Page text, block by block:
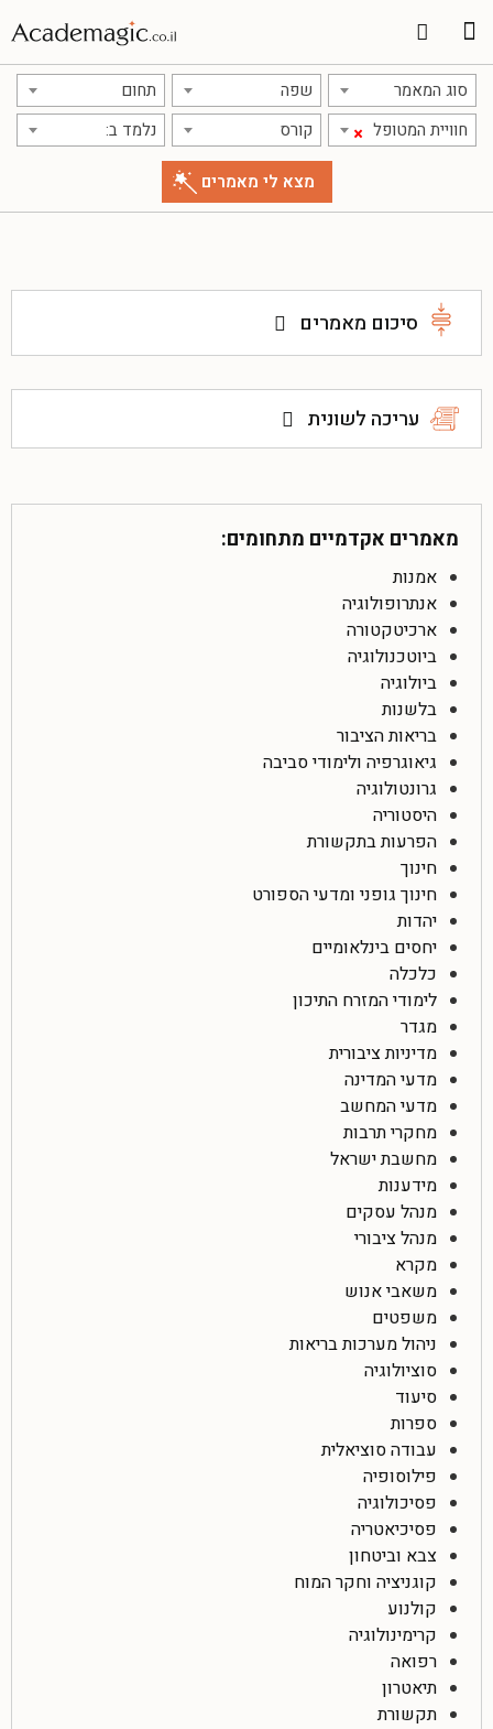
סוג המאמר שפה תחום
× חוויית המטופל קורס נלמד ב:
סיכום מאמרים
עריכה לשונית
מאמרים אקדמיים מתחומים:
אמנות
אנתרופולוגיה
ארכיטקטורה
ביוטכנולוגיה
ביולוגיה
בלשנות
בריאות הציבור
גיאוגרפיה ולימודי סביבה
גרונטולוגיה
היסטוריה
הפרעות בתקשורת
חינוך
חינוך גופני ומדעי הספורט
יהדות
יחסים בינלאומיים
כלכלה
לימודי המזרח התיכון
מגדר
מדיניות ציבורית
מדעי המדינה
מדעי המחשב
מחקרי תרבות
מחשבת ישראל
מידענות
מנהל עסקים
מנהל ציבורי
מקרא
משאבי אנוש
משפטים
ניהול מערכות בריאות
סוציולוגיה
סיעוד
ספרות
עבודה סוציאלית
פילוסופיה
פסיכולוגיה
פסיכיאטריה
צבא וביטחון
קוגניציה וחקר המוח
קולנוע
קרימינולוגיה
רפואה
תיאטרון
תקשורת